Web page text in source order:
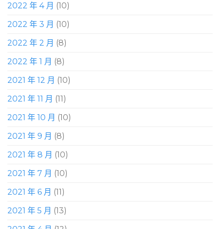
2022 年 4 月 (10)
2022 年 3 月 (10)
2022 年 2 月 (8)
2022 年 1 月 (8)
2021 年 12 月 (10)
2021 年 11 月 (11)
2021 年 10 月 (10)
2021 年 9 月 (8)
2021 年 8 月 (10)
2021 年 7 月 (10)
2021 年 6 月 (11)
2021 年 5 月 (13)